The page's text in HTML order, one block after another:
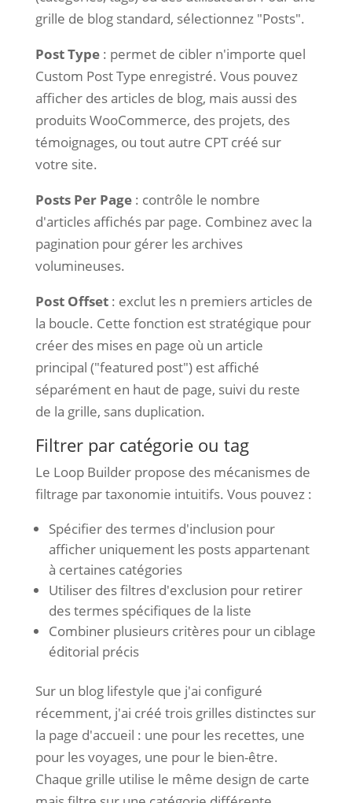
grille de blog standard, sélectionnez "Posts".
Post Type: permet de cibler n'importe quel
Custom Post Type enregistré. Vous pouvez
afficher des articles de blog, mais aussi des
produits WooCommerce, des projets, des
témoignages, ou tout autre CPT créé sur
votre site.
Posts Per Page: contrôle le nombre
d'articles affichés par page. Combinez avec la
pagination pour gérer les archives
volumineuses.
Post Offset: exclut les n premiers articles de
la boucle. Cette fonction est stratégique pour
créer des mises en page où un article
principal ("featured post") est affiché
séparément en haut de page, suivi du reste
de la grille, sans duplication.
Filtrer par catégorie ou tag
Le Loop Builder propose des mécanismes de
filtrage par taxonomie intuitifs. Vous pouvez :
Spécifier des termes d'inclusion pour
afficher uniquement les posts appartenant
à certaines catégories
Utiliser des filtres d'exclusion pour retirer
des termes spécifiques de la liste
Combiner plusieurs critères pour un ciblage
éditorial précis
Sur un blog lifestyle que j'ai configuré
récemment, j'ai créé trois grilles distinctes sur
la page d'accueil : une pour les recettes, une
pour les voyages, une pour le bien-être.
Chaque grille utilise le même design de carte